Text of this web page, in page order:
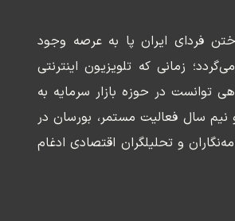
فردای ایران پا به عرصه وجود
سابقه این رسانه تصویری به سال ۱۳۹۹ برمی‌گردد؛ زمانی که تلویزیون اینترنتی
توانست در حوزه بازار سرمایه به
سال فعالیت مستمر، بورسان در
و تحلیلگران اقتصادی ادغام